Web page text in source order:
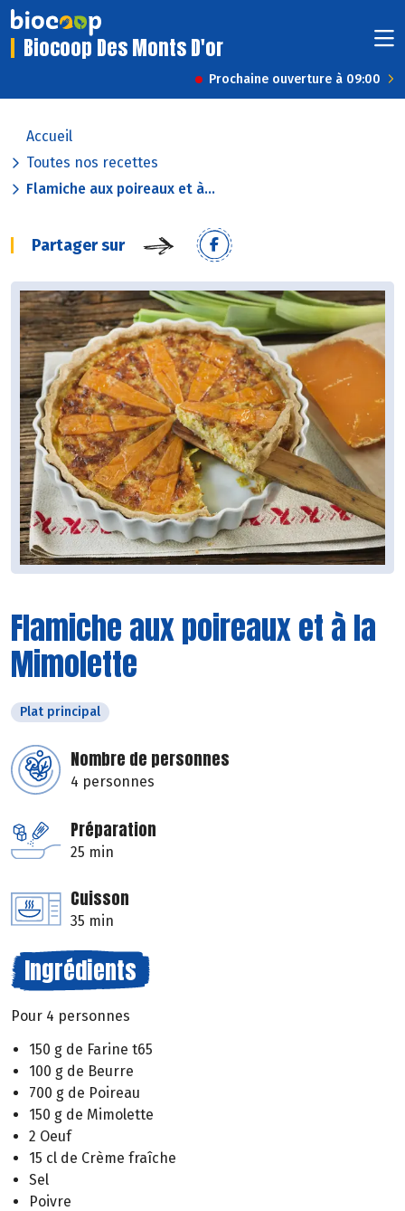
Biocoop Des Monts D'or
Prochaine ouverture à 09:00
Accueil
Toutes nos recettes
Flamiche aux poireaux et à...
Partager sur
Flamiche aux poireaux et à la
Mimolette
Plat principal
Nombre de personnes
4 personnes
Préparation
25 min
Cuisson
35 min
Ingrédients
Pour 4 personnes
150 g de Farine t65
100 g de Beurre
700 g de Poireau
150 g de Mimolette
2 Oeuf
15 cl de Crème fraîche
Sel
Poivre